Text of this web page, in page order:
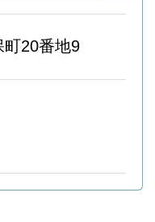
町20番地9